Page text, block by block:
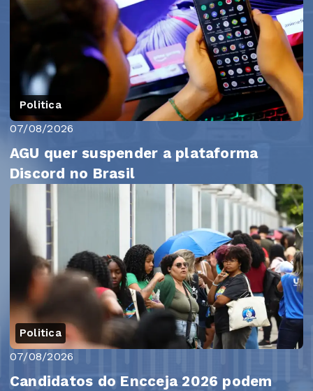
Politica
07/08/2026
AGU quer suspender a plataforma
Discord no Brasil
Politica
07/08/2026
Candidatos do Encceja 2026 podem